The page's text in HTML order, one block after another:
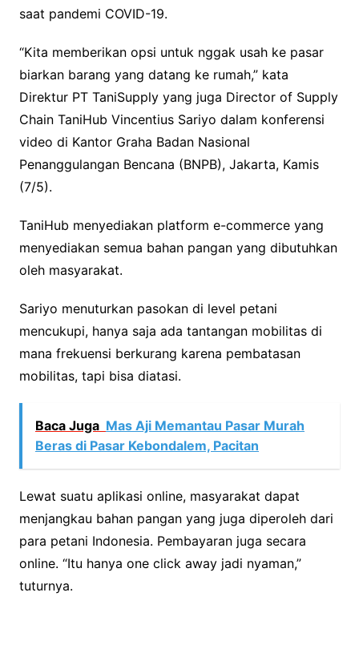
saat pandemi COVID-19.
“Kita memberikan opsi untuk nggak usah ke pasar
biarkan barang yang datang ke rumah,” kata
Direktur PT TaniSupply yang juga Director of Supply
Chain TaniHub Vincentius Sariyo dalam konferensi
video di Kantor Graha Badan Nasional
Penanggulangan Bencana (BNPB), Jakarta, Kamis
(7/5).
TaniHub menyediakan platform e-commerce yang
menyediakan semua bahan pangan yang dibutuhkan
oleh masyarakat.
Sariyo menuturkan pasokan di level petani
mencukupi, hanya saja ada tantangan mobilitas di
mana frekuensi berkurang karena pembatasan
mobilitas, tapi bisa diatasi.
Baca Juga Mas Aji Memantau Pasar Murah
Beras di Pasar Kebondalem, Pacitan
Lewat suatu aplikasi online, masyarakat dapat
menjangkau bahan pangan yang juga diperoleh dari
para petani Indonesia. Pembayaran juga secara
online. “Itu hanya one click away jadi nyaman,”
tuturnya.